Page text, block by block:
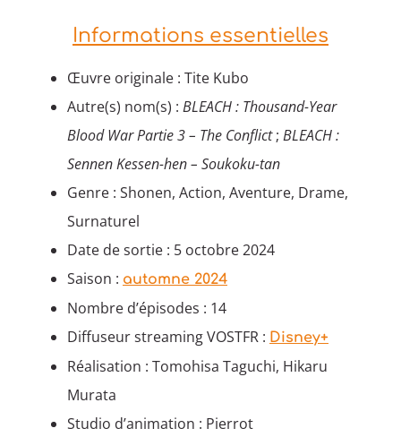
Informations essentielles
Œuvre originale : Tite Kubo
Autre(s) nom(s) : BLEACH : Thousand-Year
Blood War Partie 3 – The Conflict; BLEACH :
Sennen Kessen-hen – Soukoku-tan
Genre : Shonen, Action, Aventure, Drame,
Surnaturel
Date de sortie : 5 octobre 2024
Saison : automne 2024
Nombre d’épisodes : 14
Diffuseur streaming VOSTFR : Disney+
Réalisation : Tomohisa Taguchi, Hikaru
Murata
Studio d’animation : Pierrot